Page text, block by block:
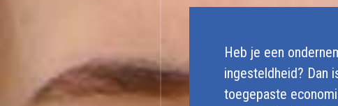
Heb je een
ingesteldheid? Dan
toegepaste